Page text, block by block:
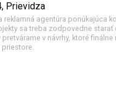
Prievidza
reklamná agentúra ponúkajúca
sa treba zodpovedne starať
v návrhy, ktoré finálne